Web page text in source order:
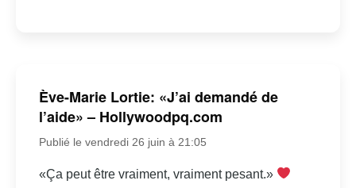
Ève-Marie Lortie: «J’ai demandé de
l’aide» – Hollywoodpq.com
Publié le vendredi 26 juin à 21:05
«Ça peut être vraiment, vraiment pesant.»